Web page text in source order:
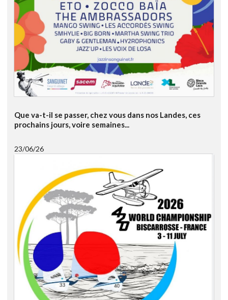
Que va-t-il se passer, chez vous dans nos Landes, ces
prochains jours, voire semaines...
23/06/26